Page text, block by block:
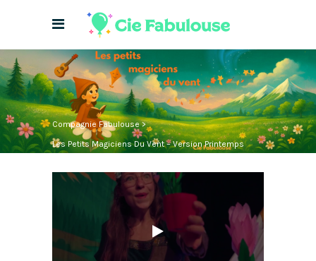
Compagnie Fabulouse>
Les Petits Magiciens Du Vent – Version Printemps